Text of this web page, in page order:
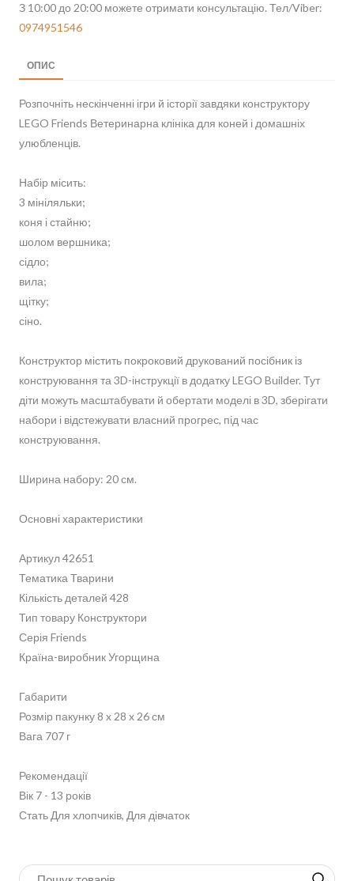
З 10:00 до 20:00 можете отримати консультацію. Тел/Viber:
0974951546
ОПИС
Розпочніть нескінченні ігри й історії завдяки конструктору
LEGO Friends Ветеринарна клініка для коней і домашніх
улюбленців.
Набір місить:
3 мініляльки;
коня і стайню;
шолом вершника;
сідло;
вила;
щітку;
сіно.
Конструктор містить покроковий друкований посібник із
конструювання та 3D-інструкції в додатку LEGO Builder. Тут
діти можуть масштабувати й обертати моделі в 3D, зберігати
набори і відстежувати власний прогрес, під час
конструювання.
Ширина набору: 20 см.
Основні характеристики
Артикул 42651
Тематика Тварини
Кількість деталей 428
Тип товару Конструктори
Серія Friends
Країна-виробник Угорщина
Габарити
Розмір пакунку 8 x 28 x 26 см
Вага 707 г
Рекомендації
Вік 7 - 13 років
Стать Для хлопчиків, Для дівчаток